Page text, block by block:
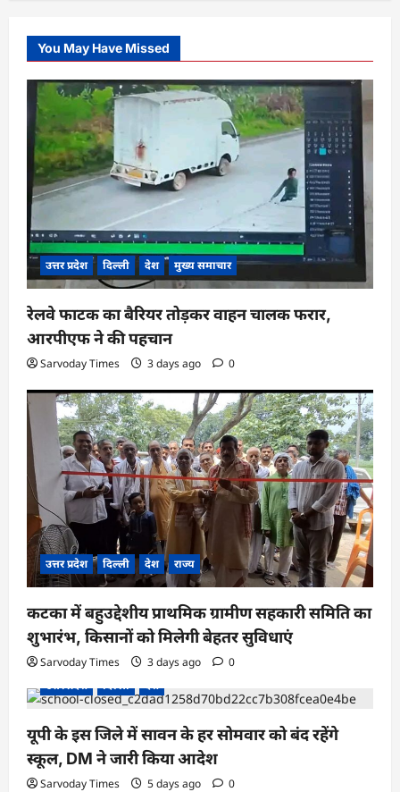
You May Have Missed
उत्तर प्रदेश दिल्ली देश मुख्य समाचार
रेलवे फाटक का बैरियर तोड़कर वाहन चालक फरार,
आरपीएफ ने की पहचान
Sarvoday Times 3 days ago 0
उत्तर प्रदेश दिल्ली देश राज्य
कटका में बहुउद्देशीय प्राथमिक ग्रामीण सहकारी समिति का
शुभारंभ, किसानों को मिलेगी बेहतर सुविधाएं
Sarvoday Times 3 days ago
0
उत्तर प्रदेश
दिल्ली देश
यूपी के इस जिले में सावन के हर सोमवार को बंद रहेंगे
स्कूल, DM ने जारी किया आदेश
Sarvoday Times 5 days ago 0